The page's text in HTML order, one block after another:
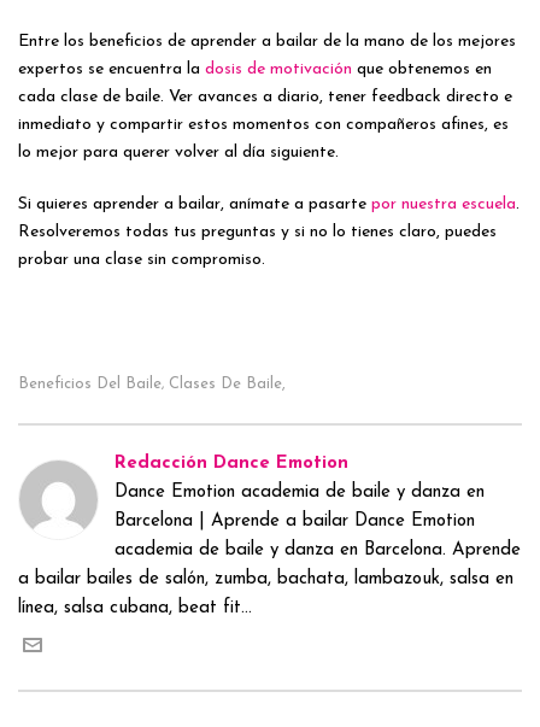
Entre los beneficios de aprender a bailar de la mano de los mejores
expertos se encuentra la dosis de motivación que obtenemos en
cada clase de baile. Ver avances a diario, tener feedback directo e
inmediato y compartir estos momentos con compañeros afines, es
lo mejor para querer volver al día siguiente.
Si quieres aprender a bailar, anímate a pasarte por nuestra escuela.
Resolveremos todas tus preguntas y si no lo tienes claro, puedes
probar una clase sin compromiso.
Beneficios Del Baile, Clases De Baile,
Redacción Dance Emotion
Dance Emotion academia de baile y danza en
Barcelona | Aprende a bailar Dance Emotion
academia de baile y danza en Barcelona. Aprende
a bailar bailes de salón, zumba, bachata, lambazouk, salsa en
línea, salsa cubana, beat fit...